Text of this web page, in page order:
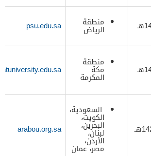
منطقة
الرياض psu.edu.sa
منطقة
مكة
المكرمة
السعودية،
الكويت،
البحرين،
لبنان،
الأردن،
مصر، عمان
arabou.org.sa